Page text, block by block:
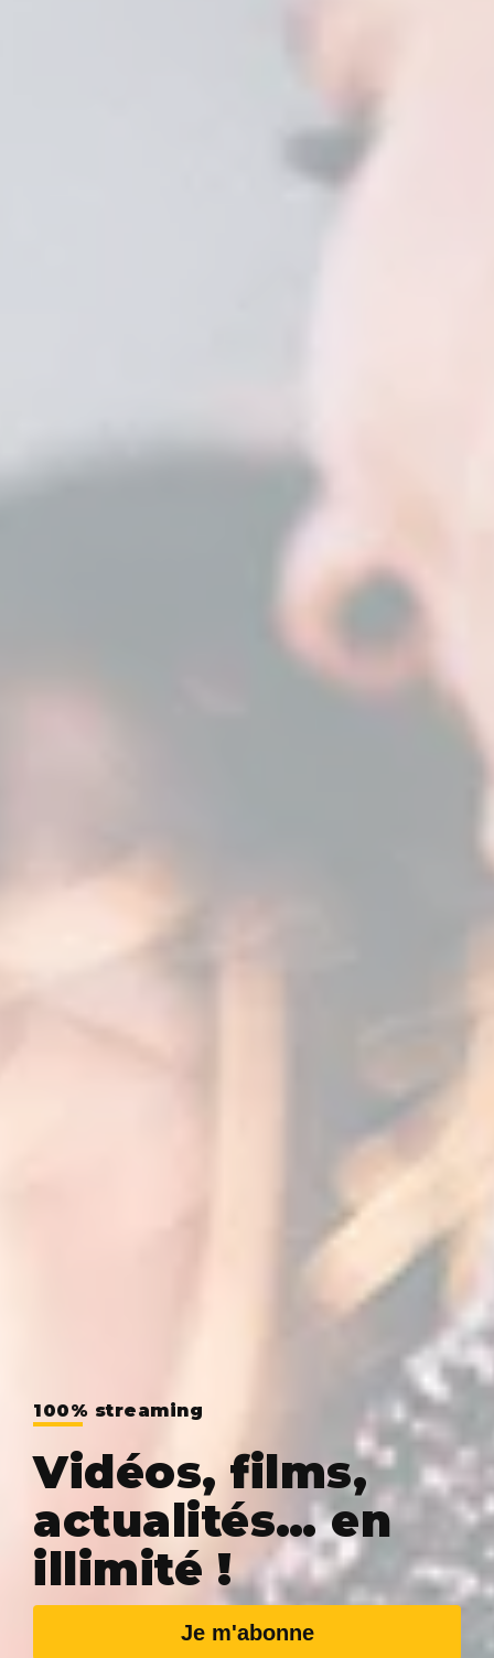
100% streaming
Vidéos, films,
actualités… en
illimité !
Je m'abonne